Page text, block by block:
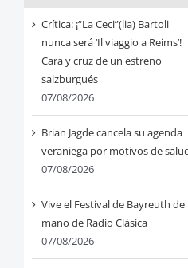
Crítica: ¡“La Ceci”(lia) Bartoli
nunca será ‘Il viaggio a Reims’!
Cara y cruz de un estreno
salzburgués
07/08/2026
Brian Jagde cancela su agenda
veraniega por motivos de
07/08/2026
Vive el Festival de Bayreuth de
mano de Radio Clásica
07/08/2026